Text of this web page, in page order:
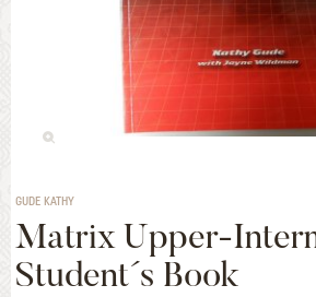
GUDE KATHY
Matrix Upper-
Student´s Book